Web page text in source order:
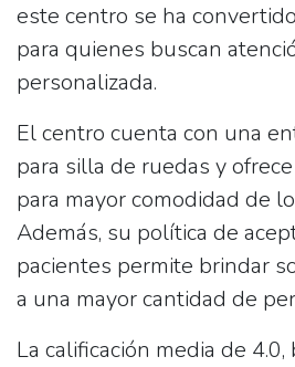
este centro se ha
para quienes buscan
personalizada.
El centro cuenta con una
para silla de ruedas y
para mayor comodidad de
Además, su política de
pacientes permite brindar
a una mayor cantidad de
La calificación media de 4.0,